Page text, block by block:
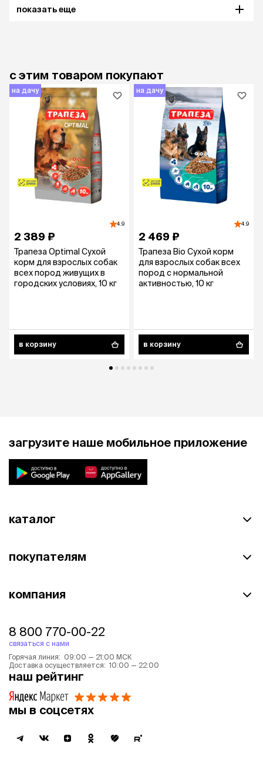
показать еще
с этим товаром покупают
на дачу
4.9
2 389 ₽
Трапеза Optimal Сухой
корм для взрослых собак
всех пород живущих в
городских условиях, 10 кг
в корзину
на дачу
4.9
2 469 ₽
Трапеза Bio Сухой корм
для взрослых собак всех
пород с нормальной
активностью, 10 кг
в корзину
загрузите наше мобильное приложение
каталог
покупателям
компания
8 800 770-00-22
связаться с нами
Горячая линия: 09:00 — 21:00 МСК
Доставка осуществляется: 10:00 — 22:00
наш рейтинг
мы в соцсетях